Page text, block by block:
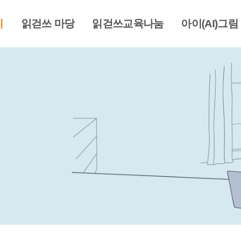
읽걷쓰 마당 읽걷쓰교육나눔 아이(AI)그림